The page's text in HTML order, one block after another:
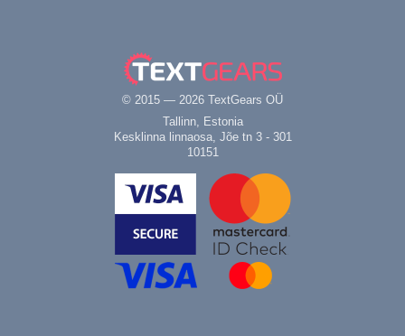
© 2015 — 2026 TextGears OÜ
Tallinn, Estonia
Kesklinna linnaosa, Jõe tn 3 - 301
10151